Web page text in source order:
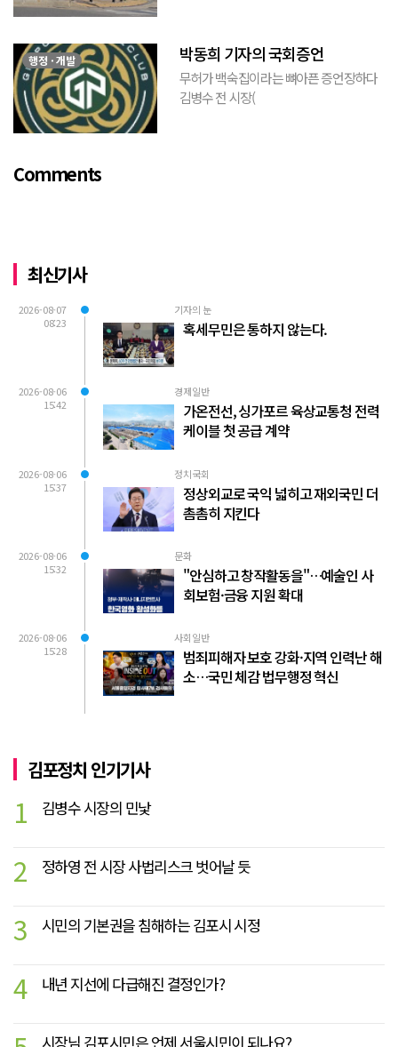
이 하...
행정 · 개발 박동희 기자의 국회증언
무허가 백숙집이라는 뼈아픈 증언장하다
김병수 전 시장(
Comments
최신기사
2026-08-07
08:23
기자의 눈
혹세무민은 통하지 않는다.
2026-08-06
15:42
경제일반
가온전선, 싱가포르 육상교통청 전력
케이블 첫 공급 계약
2026-08-06
15:37
정치국회
정상외교로 국익 넓히고 재외국민 더
촘촘히 지킨다
2026-08-06
15:32
문화
"안심하고 창작활동을"…예술인 사
회보험·금융 지원 확대
2026-08-06
15:28
사회일반
범죄피해자 보호 강화·지역 인력난 해
소…국민 체감 법무행정 혁신
김포정치 인기기사
1 김병수 시장의 민낯
2 정하영 전 시장 사법리스크 벗어날 듯
3 시민의 기본권을 침해하는 김포시 시정
4 내년 지선에 다급해진 결정인가?
시장님 김포시민은 언제 서울시민이 되나요?